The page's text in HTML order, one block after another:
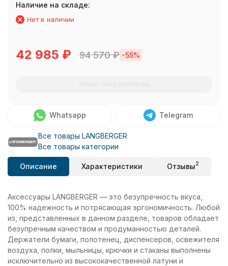
Наличие на складе:
Нет в наличии
42 985 ₽ 94 570₽ -55%
Whatsapp Telegram
Все товары LANGBERGER
Все товары категории
Описание Характеристики Отзывы2
Аксессуары LANGBERGER — это безупречность вкуса,
100% надежность и потрясающая эргономичность. Любой
из, представленных в данном разделе, товаров обладает
безупречным качеством и продуманностью деталей.
Держатели бумаги, полотенец, диспенсеров, освежителя
воздуха, полки, мыльницы, крючки и стаканы выполнены
исключительно из высококачественной латуни и